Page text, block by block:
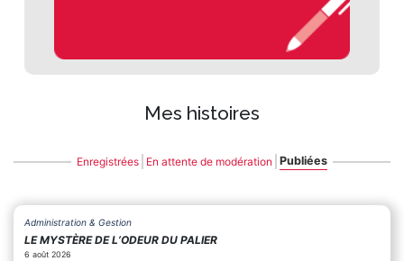
Mes histoires
Enregistrées En attente de modération Publiées
Administration & Gestion
LE MYSTÈRE DE L’ODEUR DU PALIER
6 août 2026